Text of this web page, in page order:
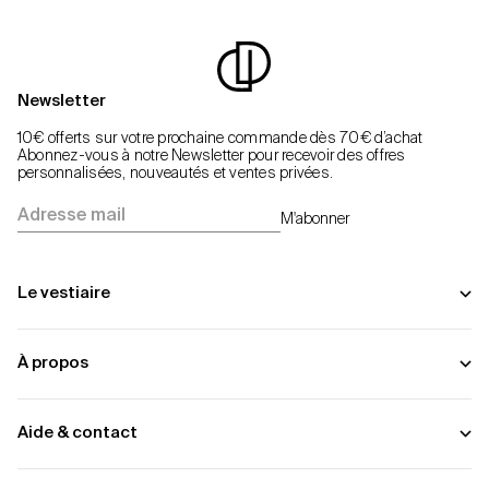
Le vestiaire
À propos
Aide & contact
Newsletter
10€ offerts sur votre prochaine commande dès 70€ d’achat
Abonnez-vous à notre Newsletter pour recevoir des offres
personnalisées, nouveautés et ventes privées.
Adresse mail M'abonner